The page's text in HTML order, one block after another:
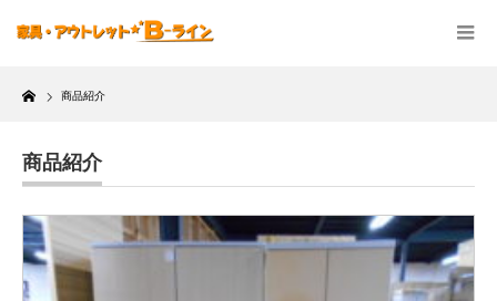
Home
商品紹介
商品紹介